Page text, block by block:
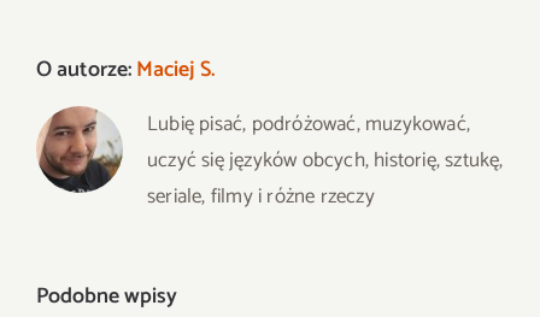
O autorze:Maciej S.
Lubię pisać, podróżować, muzykować,
uczyć się języków obcych, historię, sztukę,
seriale, filmy i różne rzeczy
Podobne wpisy